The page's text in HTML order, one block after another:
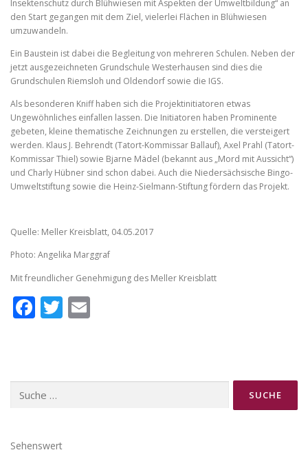
Insektenschutz durch Blühwiesen mit Aspekten der Umweltbildung“ an
den Start gegangen mit dem Ziel, vielerlei Flächen in Blühwiesen
umzuwandeln.
Ein Baustein ist dabei die Begleitung von mehreren Schulen. Neben der
jetzt ausgezeichneten Grundschule Westerhausen sind dies die
Grundschulen Riemsloh und Oldendorf sowie die IGS.
Als besonderen Kniff haben sich die Projektinitiatoren etwas
Ungewöhnliches einfallen lassen. Die Initiatoren haben Prominente
gebeten, kleine thematische Zeichnungen zu erstellen, die versteigert
werden. Klaus J. Behrendt (Tatort-Kommissar Ballauf), Axel Prahl (Tatort-
Kommissar Thiel) sowie Bjarne Mädel (bekannt aus „Mord mit Aussicht“)
und Charly Hübner sind schon dabei. Auch die Niedersächsische Bingo-
Umweltstiftung sowie die Heinz-Sielmann-Stiftung fördern das Projekt.
Quelle: Meller Kreisblatt, 04.05.2017
Photo: Angelika Marggraf
Mit freundlicher Genehmigung des Meller Kreisblatt
Facebook
Twitter
nach:
Sehenswert